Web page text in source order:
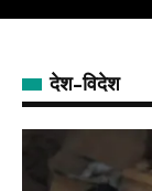
देश-विदेश